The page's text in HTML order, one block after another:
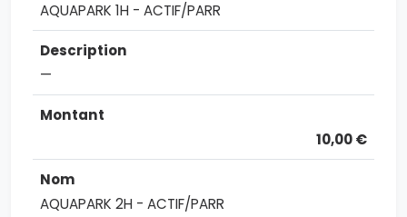
AQUAPARK 1H - ACTIF/PARR
—
10,00 €
AQUAPARK 2H - ACTIF/PARR